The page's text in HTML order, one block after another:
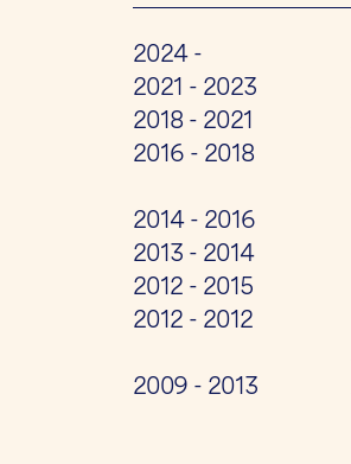
2024 -
2021 - 2023
2018 - 2021
2016 - 2018
2014 - 2016
2013 - 2014
2012 - 2015
2012 - 2012
2009 - 2013